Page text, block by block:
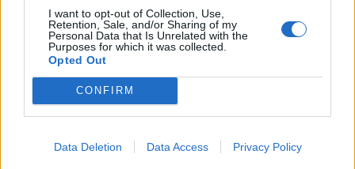
I want to opt-out of Collection, Use,
Retention, Sale, and/or Sharing of my
Personal Data that Is Unrelated with the
Purposes for which it was collected.
Opted Out
CONFIRM
Data Deletion Data Access Privacy Policy